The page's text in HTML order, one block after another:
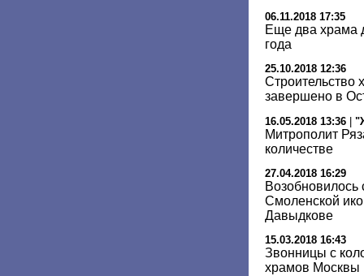
06.11.2018 17:35
Еще два храма
года
25.10.2018 12:36
Строительство
завершено в
16.05.2018 13:36 |
Митрополит
количестве
27.04.2018 16:29
Возобновилось
Смоленской
Давыдкове
15.03.2018 16:43
Звонницы с
храмов Москвы